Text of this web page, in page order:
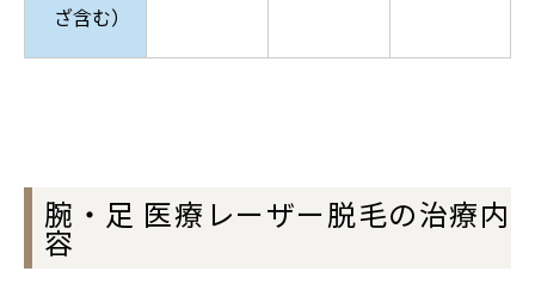
ざ含む）
腕・足 医療レーザー脱毛の治療内
容